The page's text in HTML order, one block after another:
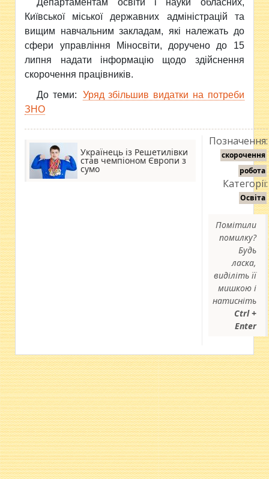
Департаментам освіти і науки обласних,
Київської міської державних адміністрацій та
вищим навчальним закладам, які належать до
сфери управління Міносвіти, доручено до 15
липня надати інформацію щодо здійснення
скорочення працівників.
До теми:
Уряд збільшив видатки на потреби
ЗНО
Українець із Решетилівки
став чемпіоном Європи з
сумо
Позначення:
скорочення
робота
Категорії:
Освіта
Помітили
помилку?
Будь
ласка,
виділіть її
мишкою і
натисніть
Ctrl +
Enter